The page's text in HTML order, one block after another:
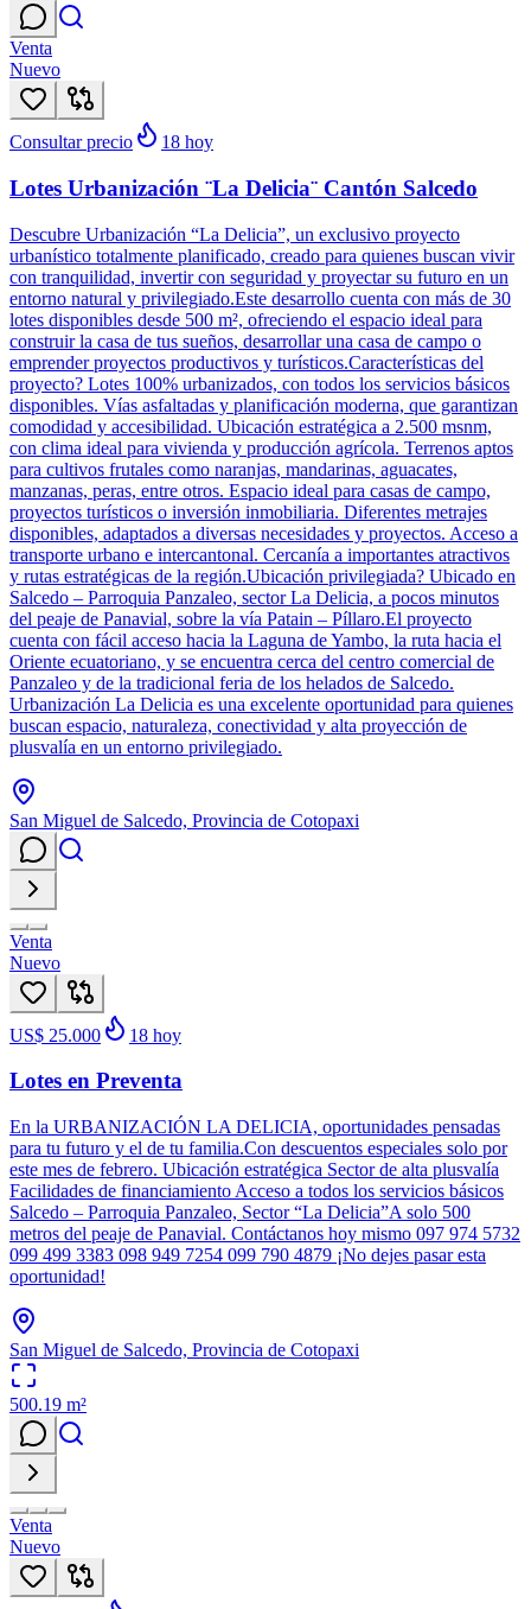
Venta
Nuevo
Consultar precio 18 hoy
Lotes Urbanización ¨La Delicia¨ Cantón Salcedo
Descubre Urbanización “La Delicia”, un exclusivo proyecto
urbanístico totalmente planificado, creado para quienes buscan vivir
con tranquilidad, invertir con seguridad y proyectar su futuro en un
entorno natural y privilegiado.Este desarrollo cuenta con más de 30
lotes disponibles desde 500 m², ofreciendo el espacio ideal para
construir la casa de tus sueños, desarrollar una casa de campo o
emprender proyectos productivos y turísticos.Características del
proyecto? Lotes 100% urbanizados, con todos los servicios básicos
disponibles. Vías asfaltadas y planificación moderna, que garantizan
comodidad y accesibilidad. Ubicación estratégica a 2.500 msnm,
con clima ideal para vivienda y producción agrícola. Terrenos aptos
para cultivos frutales como naranjas, mandarinas, aguacates,
manzanas, peras, entre otros. Espacio ideal para casas de campo,
proyectos turísticos o inversión inmobiliaria. Diferentes metrajes
disponibles, adaptados a diversas necesidades y proyectos. Acceso a
transporte urbano e intercantonal. Cercanía a importantes atractivos
y rutas estratégicas de la región.Ubicación privilegiada? Ubicado en
Salcedo – Parroquia Panzaleo, sector La Delicia, a pocos minutos
del peaje de Panavial, sobre la vía Patain – Píllaro.El proyecto
cuenta con fácil acceso hacia la Laguna de Yambo, la ruta hacia el
Oriente ecuatoriano, y se encuentra cerca del centro comercial de
Panzaleo y de la tradicional feria de los helados de Salcedo.
Urbanización La Delicia es una excelente oportunidad para quienes
buscan espacio, naturaleza, conectividad y alta proyección de
plusvalía en un entorno privilegiado.
San Miguel de Salcedo, Provincia de Cotopaxi
Venta
Nuevo
US$ 25.000 18 hoy
Lotes en Preventa
En la URBANIZACIÓN LA DELICIA, oportunidades pensadas
para tu futuro y el de tu familia.Con descuentos especiales solo por
este mes de febrero. Ubicación estratégica Sector de alta plusvalía
Facilidades de financiamiento Acceso a todos los servicios básicos
Salcedo – Parroquia Panzaleo, Sector “La Delicia”A solo 500
metros del peaje de Panavial. Contáctanos hoy mismo 097 974 5732
099 499 3383 098 949 7254 099 790 4879 ¡No dejes pasar esta
oportunidad!
San Miguel de Salcedo, Provincia de Cotopaxi
500.19 m²
Venta
Nuevo